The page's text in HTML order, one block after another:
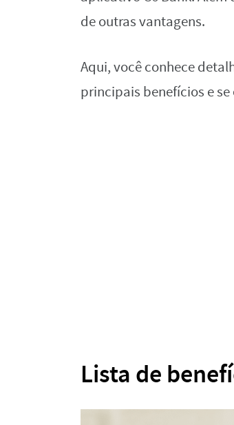
de outras vantagens.
Aqui, você conhece
principais benefícios e
Lista de